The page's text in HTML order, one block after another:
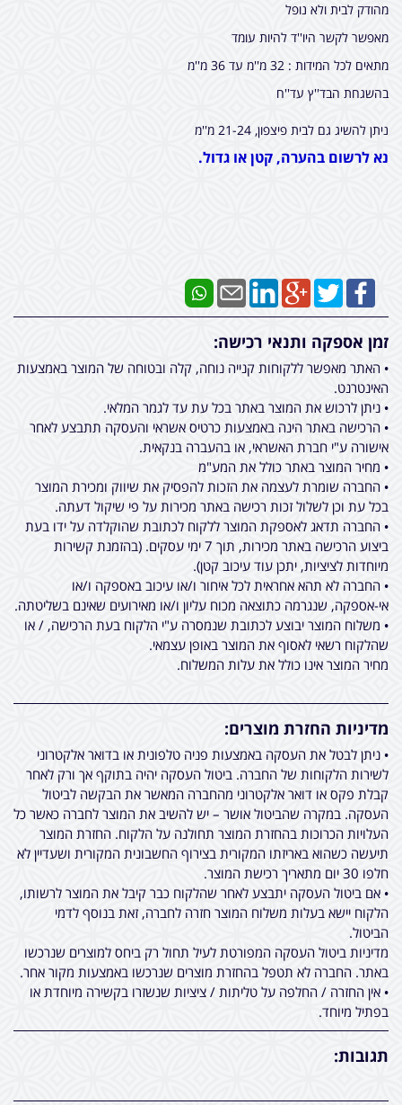
מהודק לבית ולא נופל
מאפשר לקשר היו''ד להיות עומד
מתאים לכל המידות : 32 מ''מ עד 36 מ''מ
בהשגחת הבד''ץ עד''ח
ניתן להשיג גם לבית פיצפון, 21-24 מ''מ
נא לרשום בהערה, קטן או גדול.
זמן אספקה ותנאי רכישה:
• האתר מאפשר ללקוחות קנייה נוחה, קלה ובטוחה של המוצר באמצעות
האינטרנט.
• ניתן לרכוש את המוצר באתר בכל עת עד לגמר המלאי.
• הרכישה באתר הינה באמצעות כרטיס אשראי והעסקה תתבצע לאחר
אישורה ע"י חברת האשראי, או בהעברה בנקאית.
• מחיר המוצר באתר כולל את המע"מ
• החברה שומרת לעצמה את הזכות להפסיק את שיווק ומכירת המוצר
בכל עת וכן לשלול זכות רכישה באתר מכירות על פי שיקול דעתה.
• החברה תדאג לאספקת המוצר ללקוח לכתובת שהוקלדה על ידו בעת
ביצוע הרכישה באתר מכירות, תוך 7 ימי עסקים. (בהזמנת קשירות
מיוחדות לציציות, יתכן עוד עיכוב קטן).
• החברה לא תהא אחראית לכל איחור ו/או עיכוב באספקה ו/או
אי-אספקה, שנגרמה כתוצאה מכוח עליון ו/או מאירועים שאינם בשליטתה.
• משלוח המוצר יבוצע לכתובת שנמסרה ע"י הלקוח בעת הרכישה, / או
שהלקוח רשאי לאסוף את המוצר באופן עצמאי.
מחיר המוצר אינו כולל את עלות המשלוח.
מדיניות החזרת מוצרים:
• ניתן לבטל את העסקה באמצעות פניה טלפונית או בדואר אלקטרוני
לשירות הלקוחות של החברה. ביטול העסקה יהיה בתוקף אך ורק לאחר
קבלת פקס או דואר אלקטרוני מהחברה המאשר את הבקשה לביטול
העסקה. במקרה שהביטול אושר – יש להשיב את המוצר לחברה כאשר כל
העלויות הכרוכות בהחזרת המוצר תחולנה על הלקוח. החזרת המוצר
תיעשה כשהוא באריזתו המקורית בצירוף החשבונית המקורית ושעדיין לא
חלפו 30 יום מתאריך רכישת המוצר.
• אם ביטול העסקה יתבצע לאחר שהלקוח כבר קיבל את המוצר לרשותו,
הלקוח יישא בעלות משלוח המוצר חזרה לחברה, זאת בנוסף לדמי
הביטול.
מדיניות ביטול העסקה המפורטת לעיל תחול רק ביחס למוצרים שנרכשו
באתר. החברה לא תטפל בהחזרת מוצרים שנרכשו באמצעות מקור אחר.
• אין החזרה / החלפה על טליתות / ציציות שנשזרו בקשירה מיוחדת או
בפתיל מיוחד.
תגובות: